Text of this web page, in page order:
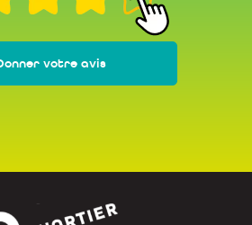
votre avis